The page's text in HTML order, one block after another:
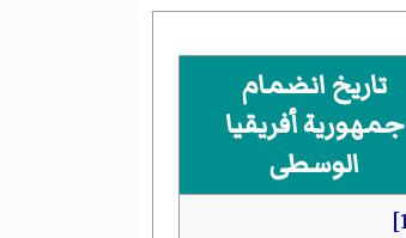
تاريخ انضمام
جمهورية أفريقيا
الوسطى